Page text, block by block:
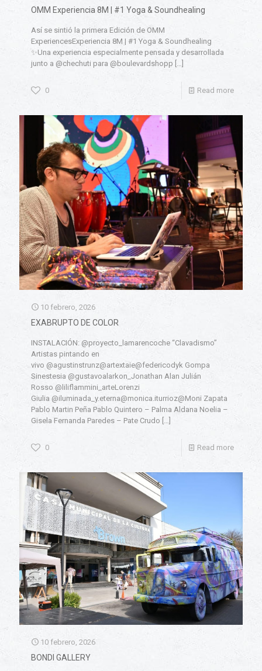
OMM Experiencia 8M | #1 Yoga & Soundhealing
Así se sintió la primera Edición de OMM
ExperiencesExperiencia 8M | #1 Yoga & Soundhealing
✨Una experiencia especialmente pensada y desarrollada
junto a @chechuti para @boulevardshopp […]
0 Read more
10 febrero, 2026
EXABRUPTO DE COLOR
INSTALACIÓN: @proyecto_lamarencoche “Clavadismo”
Artistas pintando en
vivo @agustinstrunz@artextaie@federicodyk Gompa
Sinestesia @gustavoalarkon_Jonathan Alan Julián
Rosso @liliflammini_arteLorenzi
Giulia @iluminada_y.eterna@monica.iturrioz@Moni Zapata
Pablo Martin Peña Pablo Quintero – Palma Aldana Noelia –
Gisela Fernanda Paredes – Pate Crudo
0 Read more
10 febrero, 2026
BONDI GALLERY